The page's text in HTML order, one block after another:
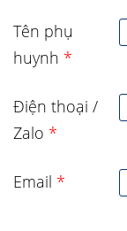
Tên phụ
huynh *
Điện thoại /
Zalo *
Email *